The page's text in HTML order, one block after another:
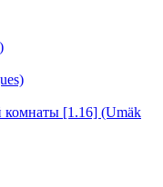
комнаты [1.16] (Umäk